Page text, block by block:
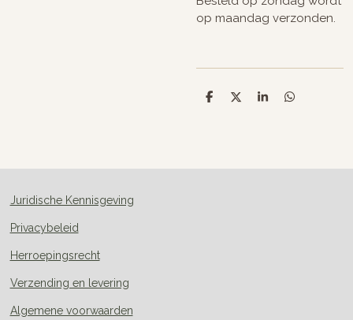
op maandag verzonden.
D
D
S
D
Juridische Kennisgeving
Privacybeleid
Herroepingsrecht
Verzending en levering
Algemene voorwaarden